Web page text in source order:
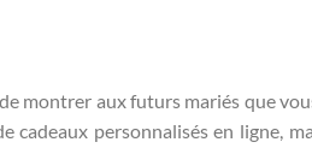
montrer aux futurs mariés que
personnalisés en ligne,